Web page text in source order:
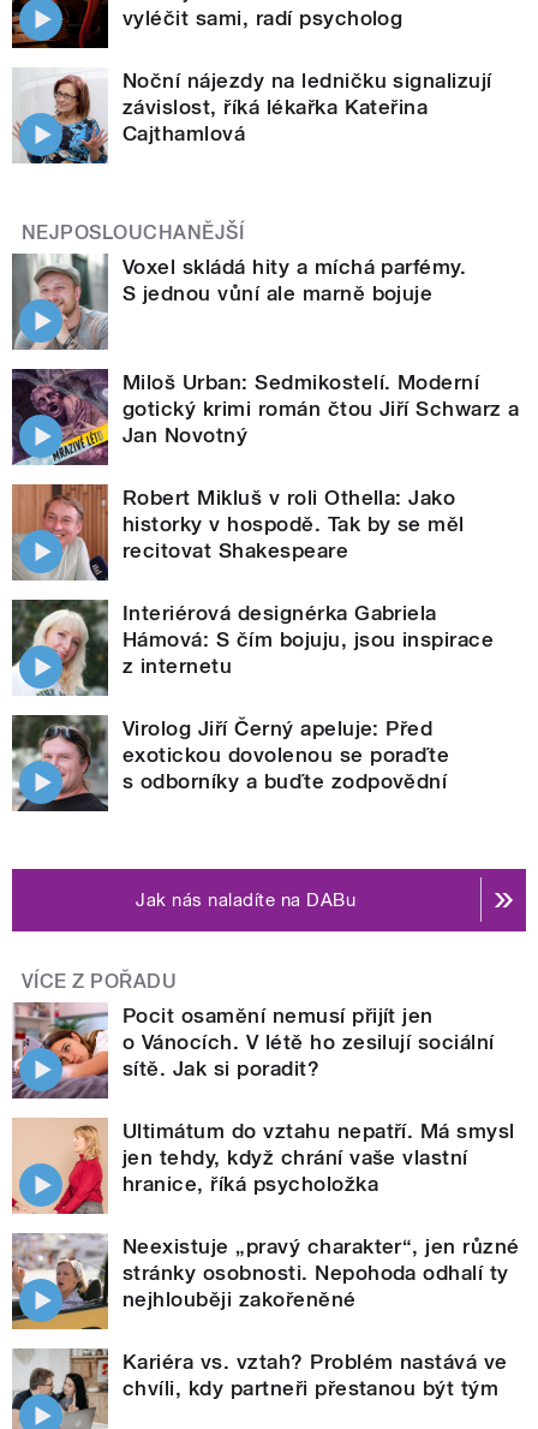
vyléčit sami, radí psycholog
Noční nájezdy na ledničku signalizují
závislost, říká lékařka Kateřina
Cajthamlová
NEJPOSLOUCHANĚJŠÍ
Voxel skládá hity a míchá parfémy.
S jednou vůní ale marně bojuje
Miloš Urban: Sedmikostelí. Moderní
gotický krimi román čtou Jiří Schwarz a
Jan Novotný
Robert Mikluš v roli Othella: Jako
historky v hospodě. Tak by se měl
recitovat Shakespeare
Interiérová designérka Gabriela
Hámová: S čím bojuju, jsou inspirace
z internetu
Virolog Jiří Černý apeluje: Před
exotickou dovolenou se poraďte
s odborníky a buďte zodpovědní
Jak nás naladíte na DABu
VÍCE Z POŘADU
Pocit osamění nemusí přijít jen
o Vánocích. V létě ho zesilují sociální
sítě. Jak si poradit?
Ultimátum do vztahu nepatří. Má smysl
jen tehdy, když chrání vaše vlastní
hranice, říká psycholožka
Neexistuje „pravý charakter“, jen různé
stránky osobnosti. Nepohoda odhalí ty
nejhlouběji zakořeněné
Kariéra vs. vztah? Problém nastává ve
chvíli, kdy partneři přestanou být tým